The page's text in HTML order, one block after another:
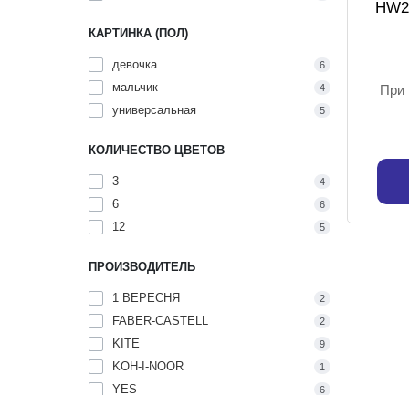
КАРТИНКА (ПОЛ)
девочка 6
мальчик 4
универсальная 5
КОЛИЧЕСТВО ЦВЕТОВ
3 4
6 6
12 5
ПРОИЗВОДИТЕЛЬ
1 ВЕРЕСНЯ 2
FABER-CASTELL 2
KITE 9
KOH-I-NOOR 1
YES 6
При